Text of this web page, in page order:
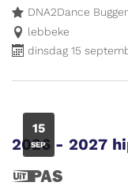
DNA2Dance
lebbeke
dinsdag 15
DI15
SEP
2026 - 2027
Dit